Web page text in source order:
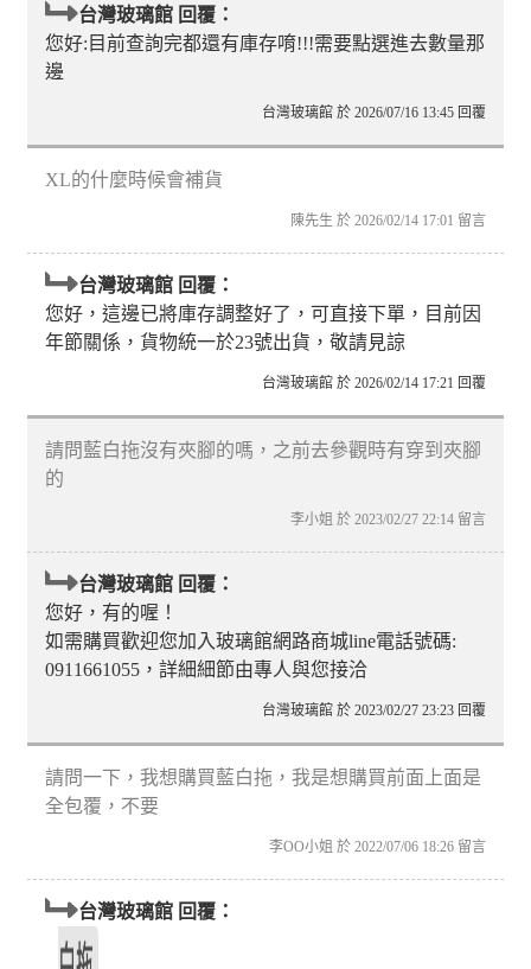
台灣玻璃館 回覆：
您好:目前查詢完都還有庫存唷!!!需要點選進去數量那
邊
台灣玻璃館 於 2026/07/16 13:45 回覆
XL的什麼時候會補貨
陳先生 於 2026/02/14 17:01 留言
台灣玻璃館 回覆：
您好，這邊已將庫存調整好了，可直接下單，目前因
年節關係，貨物統一於23號出貨，敬請見諒
台灣玻璃館 於 2026/02/14 17:21 回覆
請問藍白拖沒有夾腳的嗎，之前去參觀時有穿到夾腳
的
李小姐 於 2023/02/27 22:14 留言
台灣玻璃館 回覆：
您好，有的喔！
如需購買歡迎您加入玻璃館網路商城line電話號碼:
0911661055，詳細細節由專人與您接洽
台灣玻璃館 於 2023/02/27 23:23 回覆
請問一下，我想購買藍白拖，我是想購買前面上面是
全包覆，不要
李OO小姐 於 2022/07/06 18:26 留言
台灣玻璃館 回覆：